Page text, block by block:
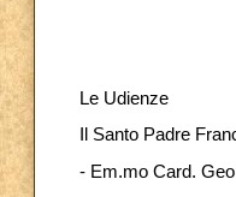
Le Udienze
Il Santo Padre
- Em.mo Card.